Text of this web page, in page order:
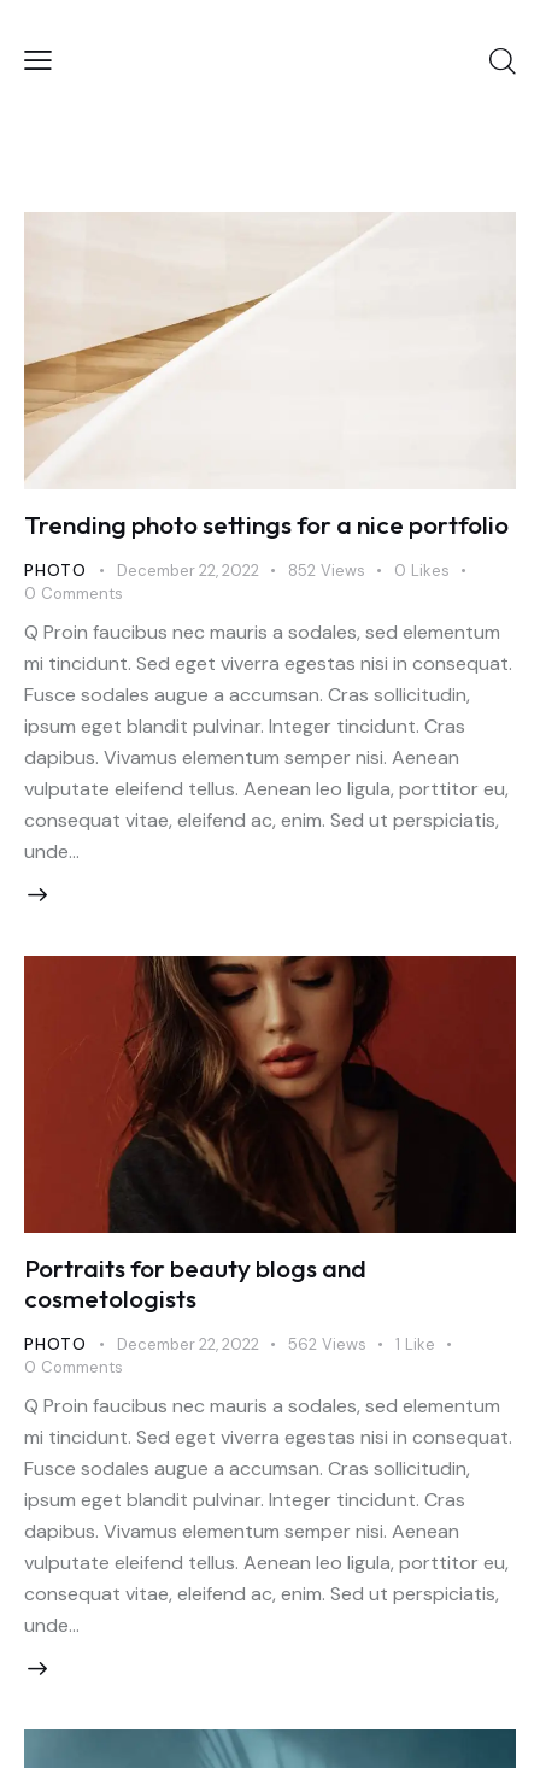
Trending photo settings for a nice portfolio
PHOTO December 22, 2022 852 Views 0 Likes
0 Comments
Q Proin faucibus nec mauris a sodales, sed elementum
mi tincidunt. Sed eget viverra egestas nisi in consequat.
Fusce sodales augue a accumsan. Cras sollicitudin,
ipsum eget blandit pulvinar. Integer tincidunt. Cras
dapibus. Vivamus elementum semper nisi. Aenean
vulputate eleifend tellus. Aenean leo ligula, porttitor eu,
consequat vitae, eleifend ac, enim. Sed ut perspiciatis,
unde…
Portraits for beauty blogs and
cosmetologists
PHOTO December 22, 2022 562 Views 1 Like
0 Comments
Q Proin faucibus nec mauris a sodales, sed elementum
mi tincidunt. Sed eget viverra egestas nisi in consequat.
Fusce sodales augue a accumsan. Cras sollicitudin,
ipsum eget blandit pulvinar. Integer tincidunt. Cras
dapibus. Vivamus elementum semper nisi. Aenean
vulputate eleifend tellus. Aenean leo ligula, porttitor eu,
consequat vitae, eleifend ac, enim. Sed ut perspiciatis,
unde…